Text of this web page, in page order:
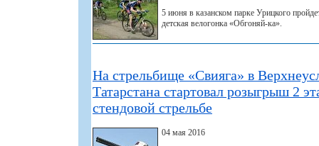
5 июня в казанском парке Урицкого
детская велогонка «Обгоняй-ка».
На стрельбище «Свияга» в
Татарстана стартовал розыгрыш 2
стендовой стрельбе
04 мая 2016